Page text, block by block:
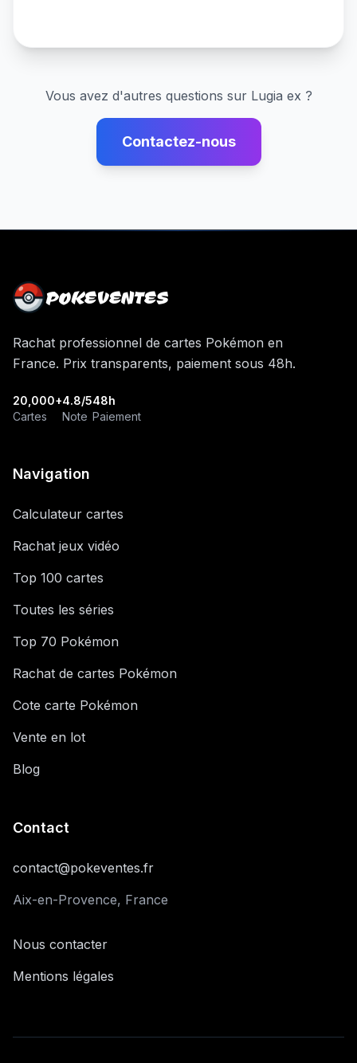
Vous avez d'autres questions sur Lugia ex ?
Contactez-nous
POKEVENTES
Rachat professionnel de cartes Pokémon en
France. Prix transparents, paiement sous 48h.
20,000+
Cartes
4.8/5
Note
48h
Paiement
Navigation
Calculateur cartes
Rachat jeux vidéo
Top 100 cartes
Toutes les séries
Top 70 Pokémon
Rachat de cartes Pokémon
Cote carte Pokémon
Vente en lot
Blog
Contact
contact@pokeventes.fr
Aix-en-Provence, France
Nous contacter
Mentions légales